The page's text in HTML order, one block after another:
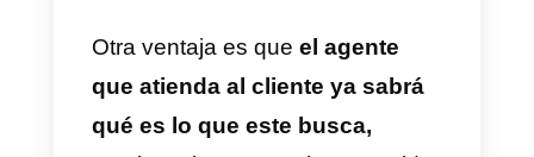
empleados que están
al público vía WhatsApp.
objetivo es estandarizar, con el